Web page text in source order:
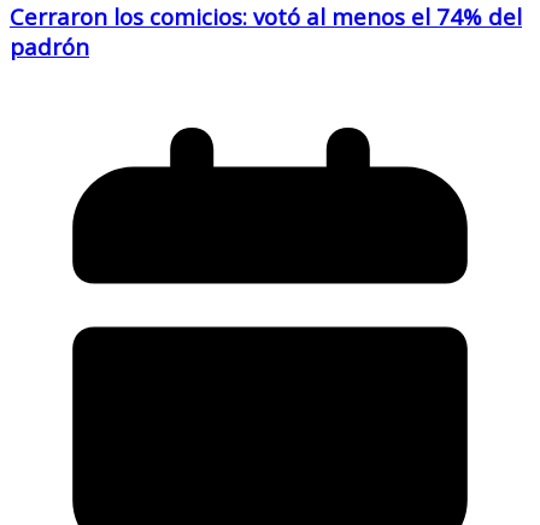
Cerraron los comicios: votó al menos el 74% del
padrón